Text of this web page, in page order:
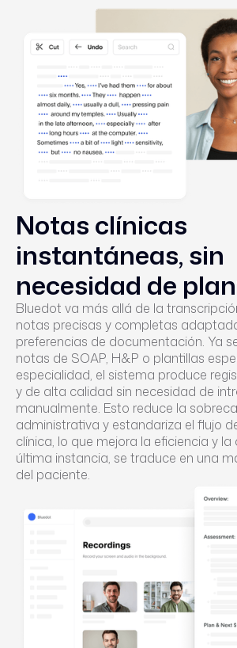
Notas clínicas
instantáneas, sin
necesidad de
Bluedot va más allá de la
notas precisas y completas
preferencias de documentación. Ya
notas de SOAP, H&P o plantillas
especialidad, el sistema produce
y de alta calidad sin necesidad de
manualmente. Esto reduce la
administrativa y estandariza el flujo
clínica, lo que mejora la eficiencia y la
última instancia, se traduce en una
del paciente.